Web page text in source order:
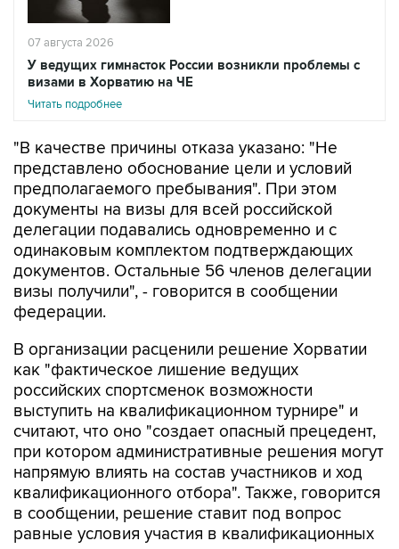
07 августа 2026
У ведущих гимнасток России возникли проблемы с
визами в Хорватию на ЧЕ
Читать подробнее
"В качестве причины отказа указано: "Не
предполагаемого пребывания". При этом
документы на визы для всей российской
делегации подавались одновременно и с
одинаковым комплектом подтверждающих
документов. Остальные 56 членов делегации
визы получили", - говорится в сообщении
федерации.
В организации расценили решение Хорватии
российских спортсменок возможности
выступить на квалификационном турнире" и
считают, что оно "создает опасный прецедент,
при котором административные решения могут
напрямую влиять на состав участников и ход
квалификационного отбора". Также, говорится
в сообщении, решение ставит под вопрос
равные условия участия в квалификационных
соревнованиях для спортсменов всех
национальных федераций.